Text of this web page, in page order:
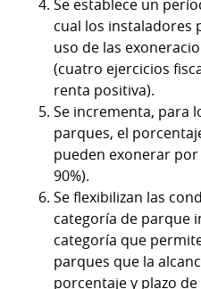
Se establece un
cual los instaladores
uso de las
(cuatro ejercicios
renta positiva).
Se incrementa, para
parques, el
pueden exonerar por
90%).
Se flexibilizan las
categoría de parque
categoría que
parques que la
porcentaje y plazo de